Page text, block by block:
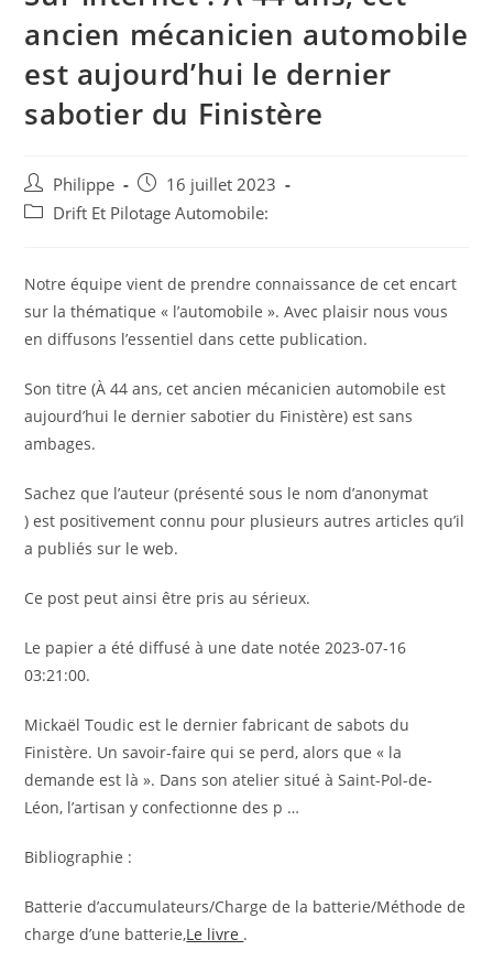
ancien mécanicien automobile
est aujourd’hui le dernier
sabotier du Finistère
Auteur/autrice
de
Philippe
Post
published:
16 juillet 2023
PostDrift Et Pilotage Automobile:
Notre équipe vient de prendre connaissance de cet encart
sur la thématique « l’automobile ». Avec plaisir nous vous
en diffusons l’essentiel dans cette publication.
Son titre (À 44 ans, cet ancien mécanicien automobile est
aujourd’hui le dernier sabotier du Finistère) est sans
ambages.
Sachez que l’auteur (présenté sous le nom d’anonymat
) est positivement connu pour plusieurs autres articles qu’il
a publiés sur le web.
Ce post peut ainsi être pris au sérieux.
Le papier a été diffusé à une date notée 2023-07-16
03:21:00.
Mickaël Toudic est le dernier fabricant de sabots du
Finistère. Un savoir-faire qui se perd, alors que « la
demande est là ». Dans son atelier situé à Saint-Pol-de-
Léon, l’artisan y confectionne des p …
Bibliographie :
Batterie d’accumulateurs/Charge de la batterie/Méthode de
charge d’une batterie,Le livre .